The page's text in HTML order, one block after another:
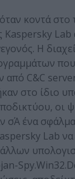
κοντά στο
Kaspersky
Η
από C&C
στο ίδιο
οι
σΆ ένα
Lab
άλλων